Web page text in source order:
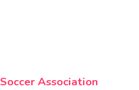
Association